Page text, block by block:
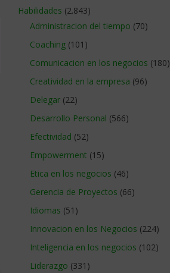
Habilidades (2.843)
Administracion del tiempo (70)
Coaching (101)
Comunicacion en los negocios (180)
Creatividad en la empresa (96)
Delegar (22)
Desarrollo Personal (566)
Efectividad (52)
Empowerment (15)
Etica en los negocios (46)
Gerencia de Proyectos (66)
Idiomas (51)
Innovacion en los Negocios (224)
Inteligencia en los negocios (102)
Liderazgo (331)